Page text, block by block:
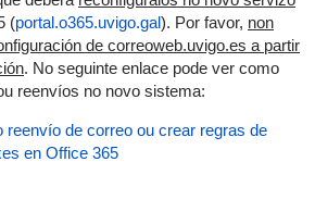
(portal.o365.uvigo.gal). Por favor, non
de correoweb.uvigo.es a partir
. No seguinte enlace pode ver como
reenvíos no novo sistema:
reenvío de correo ou crear regras de
en Office 365